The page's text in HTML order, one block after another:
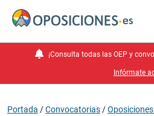
¡Consulta todas las OEP y
Infórmate
Portada /Convocatorias /